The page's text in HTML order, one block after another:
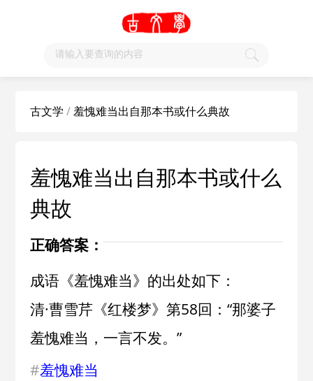
古文学 /羞愧难当出自那本书或什么典故
羞愧难当出自那本书或什么
典故
正确答案：
成语《羞愧难当》的出处如下：
清·曹雪芹《红楼梦》第58回：“那婆子
羞愧难当，一言不发。”
#羞愧难当